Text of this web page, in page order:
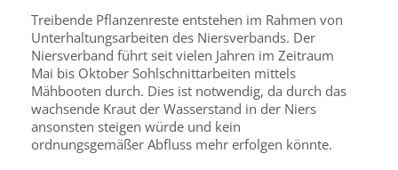
Treibende Pflanzenreste entstehen im Rahmen von
Unterhaltungsarbeiten des Niersverbands. Der
Niersverband führt seit vielen Jahren im Zeitraum
Mai bis Oktober Sohlschnittarbeiten mittels
Mähbooten durch. Dies ist notwendig, da durch das
wachsende Kraut der Wasserstand in der Niers
ansonsten steigen würde und kein
ordnungsgemäßer Abfluss mehr erfolgen könnte.